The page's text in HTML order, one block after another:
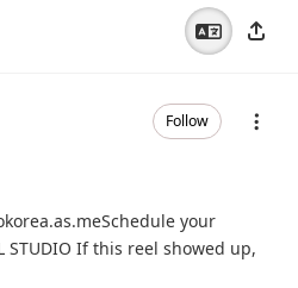
Follow
your
STUDIO If this reel showed up,